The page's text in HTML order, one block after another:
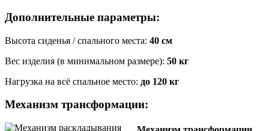
Дополнительные параметры:
Высота сиденья / спального места: 40 см
Вес изделия (в минимальном размере): 50 кг
Нагрузка на всё спальное место: до 120 кг
Механизм трансформации: